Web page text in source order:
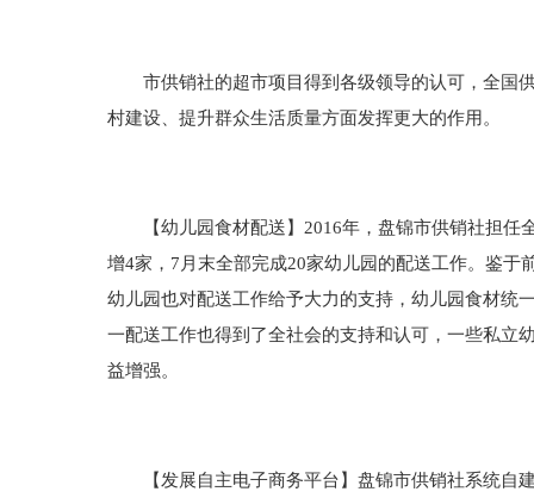
市供销社的超市项目得到各级领导的认可，全国供
村建设、提升群众生活质量方面发挥更大的作用。
【幼儿园食材配送】2016年，盘锦市供销社担任
增4家，7月末全部完成20家幼儿园的配送工作。鉴
幼儿园也对配送工作给予大力的支持，幼儿园食材统
一配送工作也得到了全社会的支持和认可，一些私立
益增强。
【发展自主电子商务平台】盘锦市供销社系统自建